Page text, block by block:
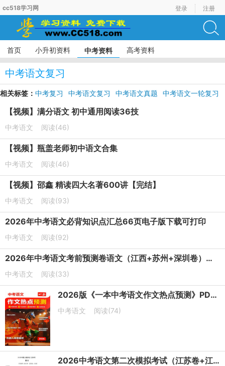
cc518学习网 登录 注册
首页 小升初资料 中考资料 高考资料
中考语文复习
相关标签： 中考复习 中考语文复习 中考语文真题
中考语文一轮复习
【视频】满分语文 初中通用阅读36技
中考语文 阅读(46)
【视频】瓶盖老师初中语文合集
中考语文 阅读(46)
【视频】邵鑫 精读四大名著600讲【完结】
中考语文 阅读(93)
2026年中考语文必背知识点汇总66页电子版下载可打印
中考语文 阅读(92)
2026年中考语文考前预测卷语文（江西+苏州+深圳卷）（考试版A4）
中考语文 阅读(33)
2026版《一本中考语文作文热点预测》PDF电子版下载
中考语文 阅读(74)
2026中考语文第二次模拟考试（江苏卷+江西卷+辽宁卷+南通卷）